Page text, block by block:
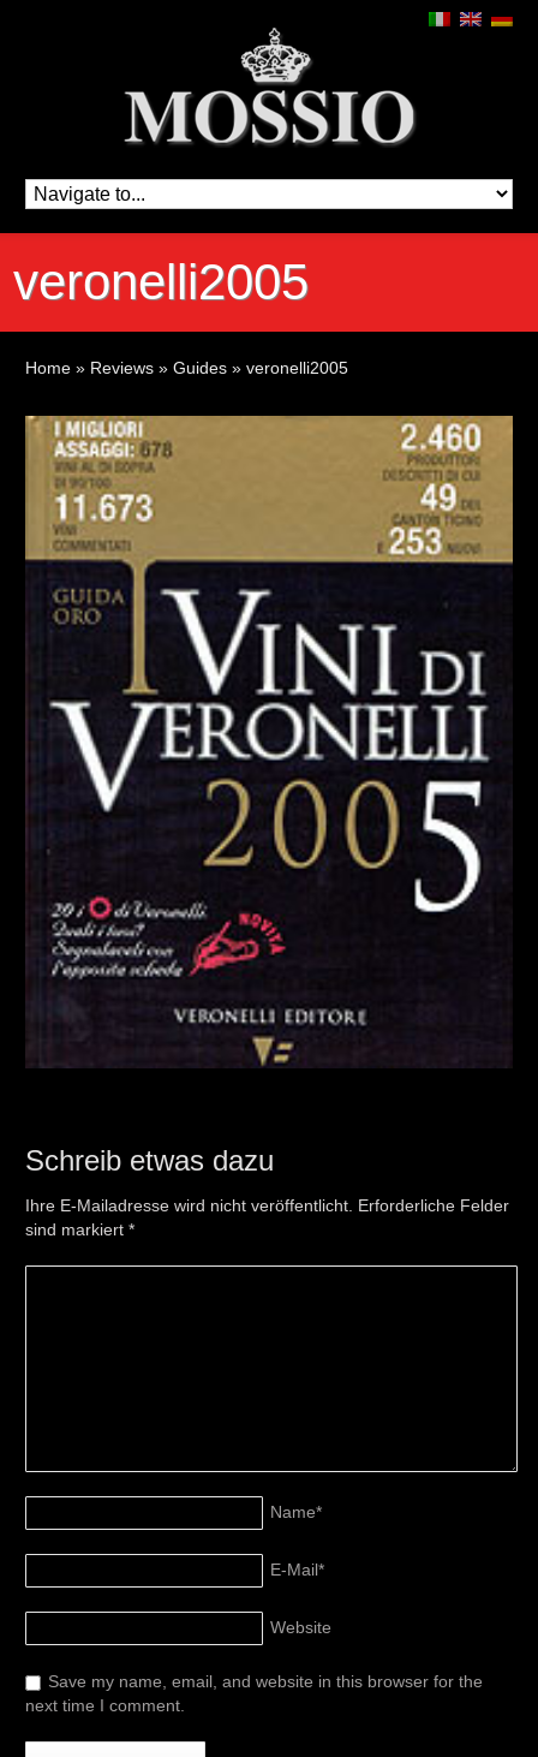
veronelli2005
Home » Reviews » Guides » veronelli2005
Schreib etwas dazu
Ihre E-Mailadresse wird nicht veröffentlicht. Erforderliche Felder
sind markiert*
Name*
E-Mail*
Website
Save my name, email, and website in this browser for the
next time I comment.